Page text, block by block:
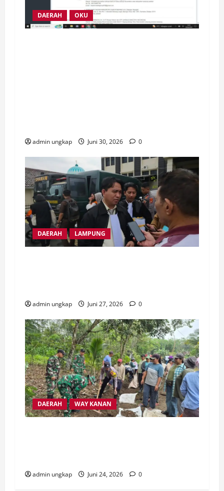
DAERAH OKU
admin ungkap Juni 30, 2026 0
DAERAH LAMPUNG
admin ungkap Juni 27, 2026 0
DAERAH WAY KANAN
admin ungkap Juni 24, 2026 0